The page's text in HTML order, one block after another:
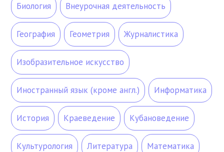
Биология Внеурочная деятельность
География Геометрия Журналистика
Изобразительное искусство
Иностранный язык (кроме англ.) Информатика
История Краеведение Кубановедение
Культурология Литература Математика